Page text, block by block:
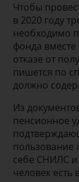
Чтобы
в 2020 году
необходимо
фонда вместе
отказе от
пишется по
должно
Из
пенсионное
пользование
себе СНИЛС и
человек есть